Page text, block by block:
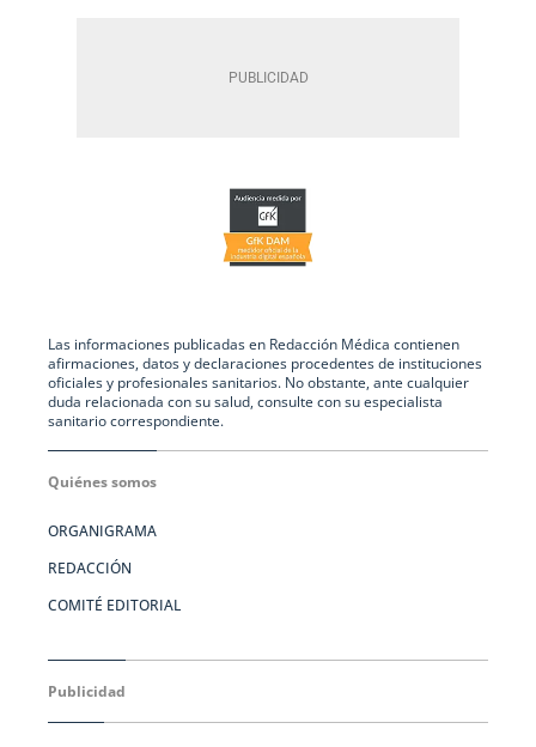
Las informaciones publicadas en Redacción Médica contienen
afirmaciones, datos y declaraciones procedentes de instituciones
oficiales y profesionales sanitarios. No obstante, ante cualquier
duda relacionada con su salud, consulte con su especialista
sanitario correspondiente.
Quiénes somos
ORGANIGRAMA
REDACCIÓN
COMITÉ EDITORIAL
Publicidad